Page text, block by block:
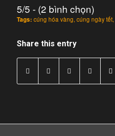
5/5 - (2 bình chọn)
Tags: cúng hóa vàng,cúng ngày tết,
Share this entry